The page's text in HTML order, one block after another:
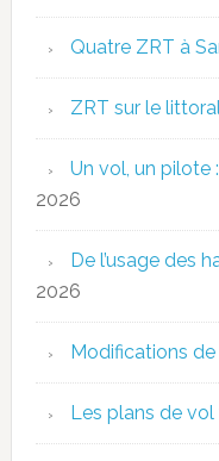
Quatre ZRT à
ZRT sur le
Un vol, un pilote
2026
De l’usage des
2026
Modifications de
Les plans de